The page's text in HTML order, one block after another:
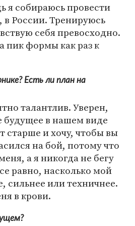
я собираюсь провести
в России. Тренируюсь
себя превосходно.
пик формы как раз к
Есть ли план на
талантлив. Уверен,
будущее в нашем виде
старше и хочу, чтобы вы
на бой, потому что
а я никогда не бегу
равно, насколько мой
сильнее или техничнее.
в крови.